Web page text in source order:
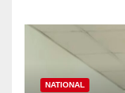
NATIONAL